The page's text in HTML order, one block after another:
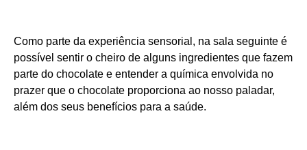
Como parte da experiência sensorial, na sala seguinte é
possível sentir o cheiro de alguns ingredientes que fazem
parte do chocolate e entender a química envolvida no
prazer que o chocolate proporciona ao nosso paladar,
além dos seus benefícios para a saúde.